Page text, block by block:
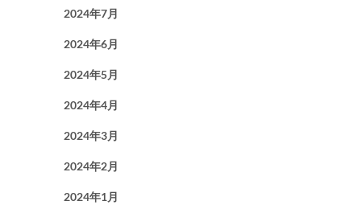
2024年7月
2024年6月
2024年5月
2024年4月
2024年3月
2024年2月
2024年1月